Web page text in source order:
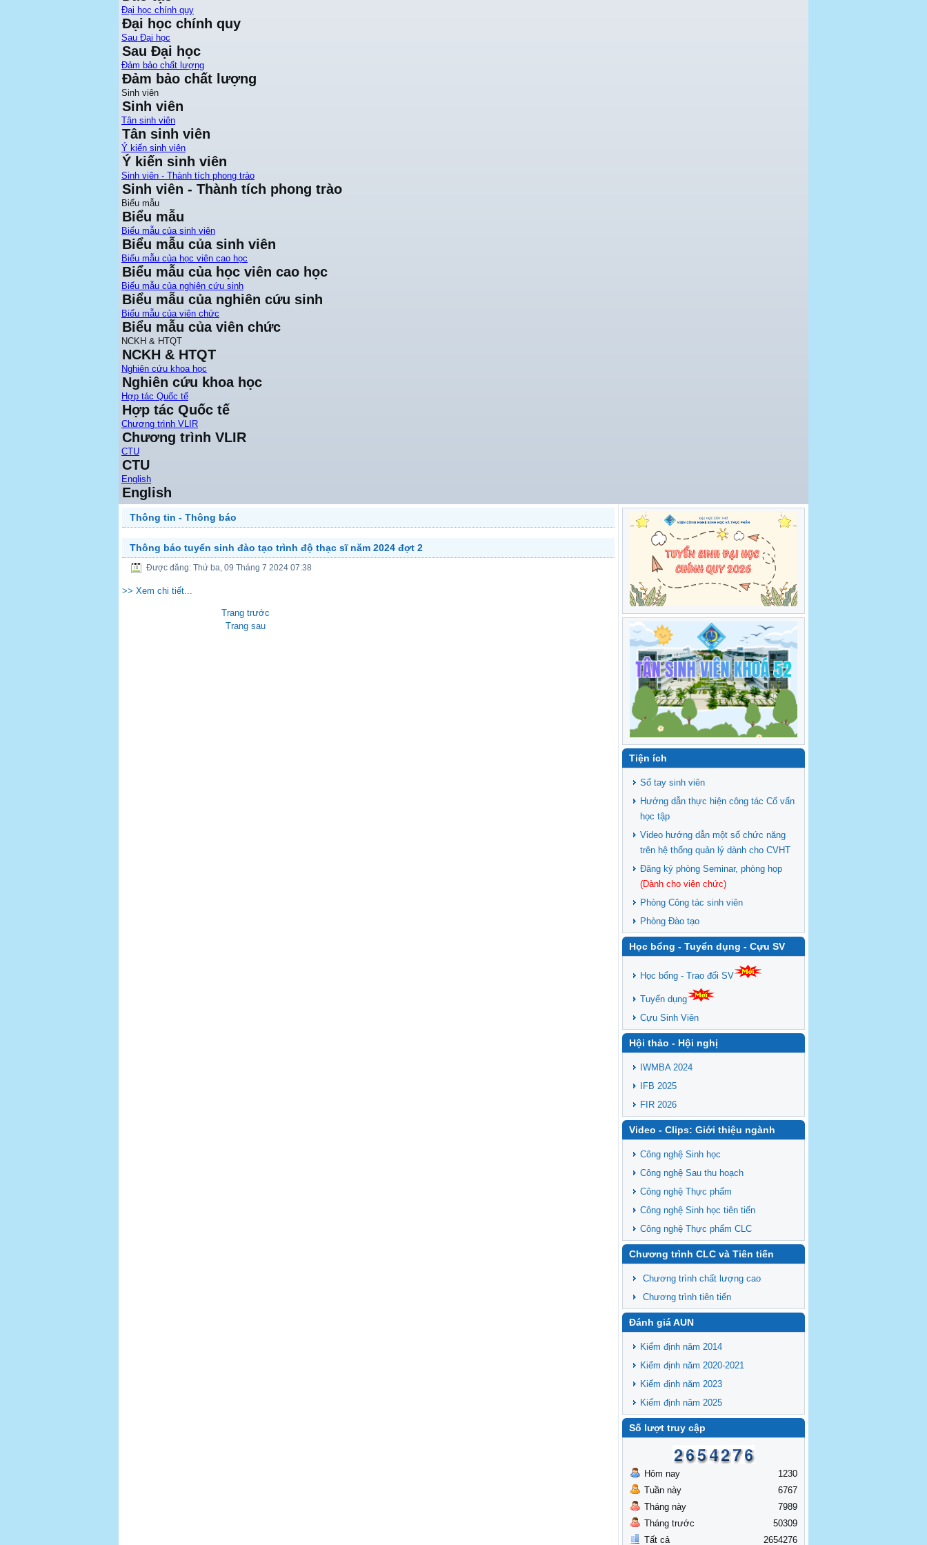
Đại học chính quy
Đại học chính quy
Sau Đại học
Sau Đại học
Đảm bảo chất lượng
Đảm bảo chất lượng
Sinh viên
Sinh viên
Tân sinh viên
Tân sinh viên
Ý kiến sinh viên
Ý kiến sinh viên
Sinh viên - Thành tích phong trào
Sinh viên - Thành tích phong trào
Biểu mẫu
Biểu mẫu
Biểu mẫu của sinh viên
Biểu mẫu của sinh viên
Biểu mẫu của học viên cao học
Biểu mẫu của học viên cao học
Biểu mẫu của nghiên cứu sinh
Biểu mẫu của nghiên cứu sinh
Biểu mẫu của viên chức
Biểu mẫu của viên chức
NCKH & HTQT
NCKH & HTQT
Nghiên cứu khoa học
Nghiên cứu khoa học
Hợp tác Quốc tế
Hợp tác Quốc tế
Chương trình VLIR
Chương trình VLIR
CTU
CTU
English
English
Thông tin - Thông báo
Thông báo tuyển sinh đào tạo trình độ thạc sĩ năm 2024 đợt 2
Được đăng: Thứ ba, 09 Tháng 7 2024 07:38
>> Xem chi tiết...
Trang trước
Trang sau
Tiện ích
Sổ tay sinh viên
Hướng dẫn thực hiện công tác Cố vấn
học tập
Video hướng dẫn một số chức năng
trên hệ thống quản lý dành cho CVHT
Đăng ký phòng Seminar, phòng họp
(Dành cho viên chức)
Phòng Công tác sinh viên
Phòng Đào tạo
Học bổng - Tuyển dụng - Cựu SV
Học bổng - Trao đổi SV
Tuyển dụng
Cựu Sinh Viên
Hội thảo - Hội nghị
IWMBA 2024
IFB 2025
FIR 2026
Video - Clips: Giới thiệu ngành
Công nghệ Sinh học
Công nghệ Sau thu hoạch
Công nghệ Thực phẩm
Công nghệ Sinh học tiên tiến
Công nghệ Thực phẩm CLC
Chương trình CLC và Tiên tiến
Chương trình chất lượng cao
Chương trình tiên tiến
Đánh giá AUN
Kiểm định năm 2014
Kiểm định năm 2020-2021
Kiểm định năm 2023
Kiểm định năm 2025
Số lượt truy cập
Hôm nay
Tuần này
Tháng này
Tháng trước
Tất cả
1230
6767
7989
50309
2654276